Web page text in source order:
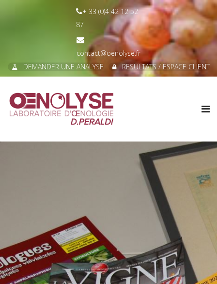
+ 33 (0)4 42 12 52
87
contact@oenolyse.fr
DEMANDER UNE ANALYSE
RESULTATS / ESPACE CLIENT